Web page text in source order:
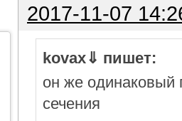
2017-11-07
kovax⇓ пишет:
он же одинаковый
сечения